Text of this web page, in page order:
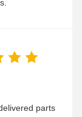
parts